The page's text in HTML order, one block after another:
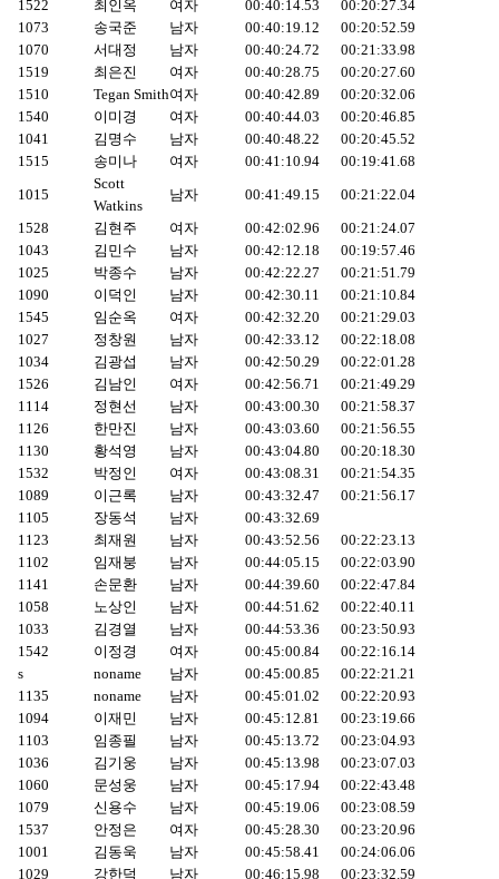
1522 최인옥 여자 00:40:14.53
00:20:27.34
1073
송국준 남자 00:40:19.12
00:20:52.59
1070
서대정 남자 00:40:24.72
00:21:33.98
1519
최은진 여자 00:40:28.75
00:20:27.60
1510
Tegan Smith여자 00:40:42.89
00:20:32.06
1540
이미경 여자 00:40:44.03
00:20:46.85
1041
김명수 남자 00:40:48.22
00:20:45.52
1515
송미나 여자 00:41:10.94
00:19:41.68
1015
Scott
Watkins
남자 00:41:49.15
00:21:22.04
1528
김현주 여자 00:42:02.96
00:21:24.07
1043
김민수 남자 00:42:12.18
00:19:57.46
1025
박종수 남자 00:42:22.27
00:21:51.79
1090
이덕인 남자 00:42:30.11
00:21:10.84
1545
임순옥 여자 00:42:32.20
00:21:29.03
1027
정창원 남자 00:42:33.12
00:22:18.08
1034
김광섭 남자 00:42:50.29
00:22:01.28
1526
김남인 여자 00:42:56.71
00:21:49.29
1114
정현선 남자 00:43:00.30
00:21:58.37
1126
한만진 남자 00:43:03.60
00:21:56.55
1130
황석영 남자 00:43:04.80
00:20:18.30
1532
박정인 여자 00:43:08.31
00:21:54.35
1089
이근록 남자 00:43:32.47
00:21:56.17
1105
장동석 남자
00:43:32.69
1123
최재원 남자 00:43:52.56
00:22:23.13
1102
임재붕 남자 00:44:05.15
00:22:03.90
1141
손문환 남자 00:44:39.60
00:22:47.84
1058
노상인 남자 00:44:51.62
00:22:40.11
1033
김경열 남자 00:44:53.36
00:23:50.93
1542
이정경 여자 00:45:00.84
00:22:16.14
s
noname 남자 00:45:00.85
00:22:21.21
1135
noname 남자 00:45:01.02
00:22:20.93
1094
이재민 남자 00:45:12.81
00:23:19.66
1103
임종필 남자 00:45:13.72
00:23:04.93
1036
김기웅 남자 00:45:13.98
00:23:07.03
1060
문성웅 남자 00:45:17.94
00:22:43.48
1079
신용수 남자 00:45:19.06
00:23:08.59
1537
안정은 여자 00:45:28.30
00:23:20.96
1001
김동욱 남자 00:45:58.41
00:24:06.06
1029
강한덕 남자 00:46:15.98
00:23:32.59